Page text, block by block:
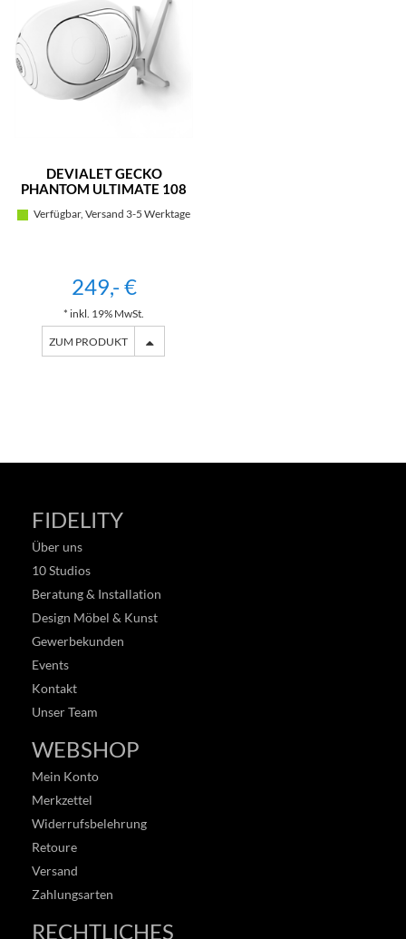
DEVIALET GECKO
PHANTOM ULTIMATE 108
Verfügbar, Versand 3-5 Werktage
249,- €
* inkl. 19% MwSt.
ZUM PRODUKT
FIDELITY
Über uns
10 Studios
Beratung & Installation
Design Möbel & Kunst
Gewerbekunden
Events
Kontakt
Unser Team
WEBSHOP
Mein Konto
Merkzettel
Widerrufsbelehrung
Retoure
Versand
Zahlungsarten
RECHTLICHES